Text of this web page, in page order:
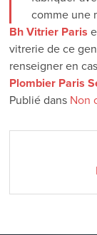
comme une
Bh Vitrier Paris
vitrerie de ce
renseigner en
Plombier Paris
Publié dans Non